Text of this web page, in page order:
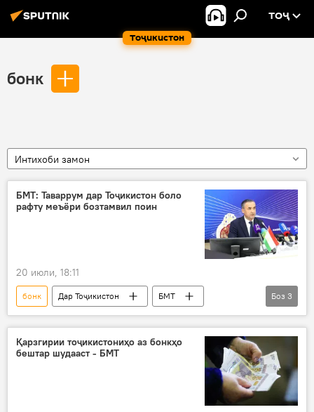
Тоҷикистон
ТОҶ
бонк
Интихоби замон
БМТ: Таваррум дар Тоҷикистон боло
рафту меъёри бозтамвил поин
20 июли, 18:11
бонк Дар Тоҷикистон
БМТ
таваррум
нарх меъёри бозтамвил
Боз 3
Қарзгирии тоҷикистониҳо аз бонкҳо
бештар шудааст - БМТ